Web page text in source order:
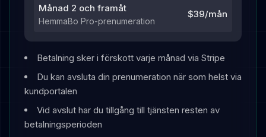
Månad 2 och framåt
HemmaBo Pro-prenumeration
$39/mån
Betalning sker i förskott varje månad via Stripe
Du kan avsluta din prenumeration när som helst via
kundportalen
Vid avslut har du tillgång till tjänsten resten av
betalningsperioden